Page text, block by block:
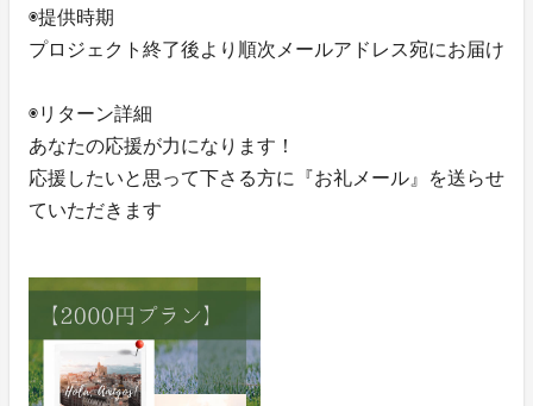
◉提供時期
プロジェクト終了後より順次メールアドレス宛にお届け
◉リターン詳細
あなたの応援が力になります！
応援したいと思って下さる方に『お礼メール』を送らせ
ていただきます